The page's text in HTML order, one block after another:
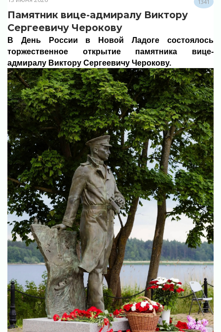
1341
Памятник вице-адмиралу Виктору
Сергеевичу Черокову
В День России в Новой Ладоге состоялось
торжественное открытие памятника вице-
адмиралу Виктору Сергеевичу Черокову.